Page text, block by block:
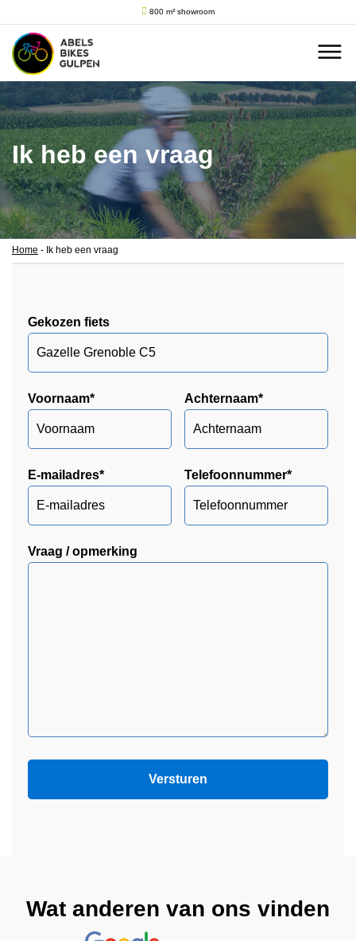
800 m² showroom
Ik heb een vraag
Home - Ik heb een vraag
Gekozen fiets
Voornaam* Achternaam*
E-mailadres* Telefoonnummer*
Vraag / opmerking
Wat anderen van ons vinden